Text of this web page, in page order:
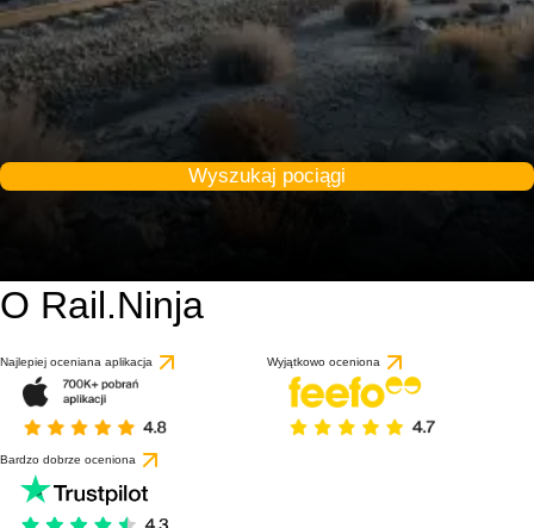
Wyszukaj pociągi
O Rail.Ninja
Najlepiej oceniana aplikacja Wyjątkowo oceniona
Bardzo dobrze oceniona